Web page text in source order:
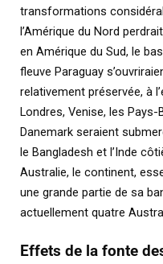
transformations
l’Amérique du Nord
en Amérique du Sud, le
fleuve Paraguay
relativement préservée, à
Londres, Venise, les
Danemark seraient
le Bangladesh et l’Inde
Australie, le continent,
une grande partie de sa
actuellement quatre
Effets de la fonte